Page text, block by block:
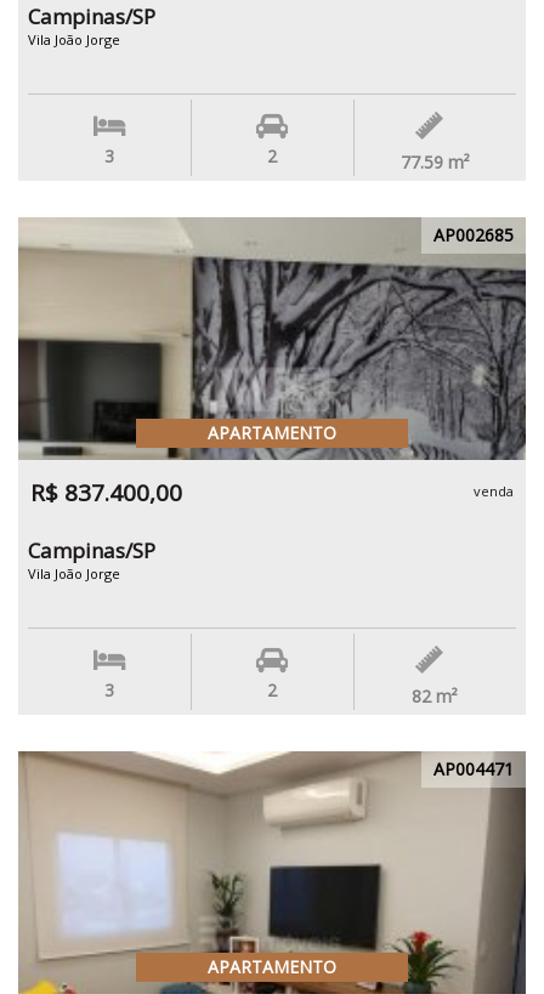
Campinas/SP
Vila João Jorge
3 2 77.59 m²
AP002685
APARTAMENTO
R$ 837.400,00 venda
Campinas/SP
Vila João Jorge
3 2 82 m²
AP004471
APARTAMENTO